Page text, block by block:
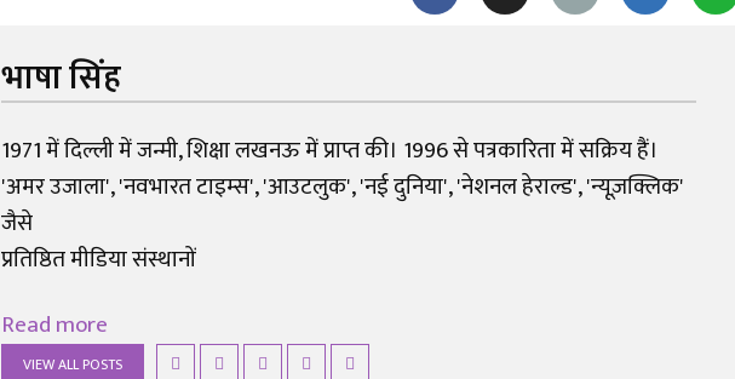
भाषा सिंह
1971 में दिल्ली में जन्मी, शिक्षा लखनऊ में प्राप्त की। 1996 से पत्रकारिता में सक्रिय हैं।
'अमर उजाला', 'नवभारत टाइम्स', 'आउटलुक', 'नई दुनिया', 'नेशनल हेराल्ड', 'न्यूज़क्लिक'
जैसे
प्रतिष्ठित मीडिया संस्थानों
Read more
VIEW ALL POSTS